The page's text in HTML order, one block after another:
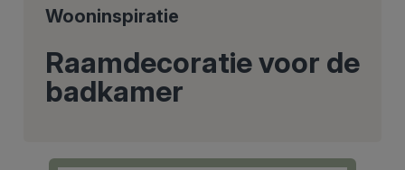
Wooninspiratie
Raamdecoratie voor de
badkamer